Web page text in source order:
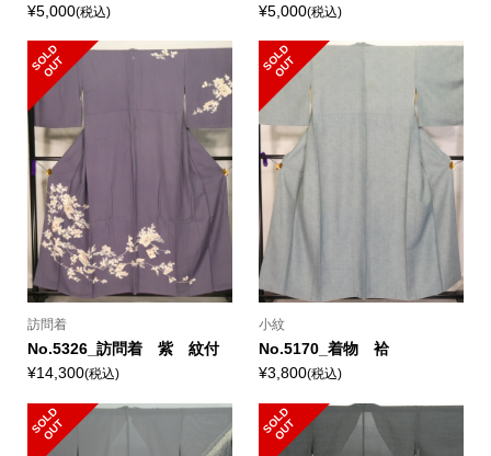
¥5,000(税込)
¥5,000(税込)
S
O
L
D
O
U
T
訪問着
No.5326_訪問着 紫 紋付
¥14,300(税込)
S
O
L
D
O
U
T
小紋
No.5170_着物 袷
¥3,800(税込)
S
O
L
D
O
U
T S
O
L
D
O
U
T